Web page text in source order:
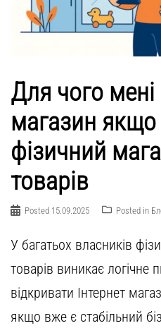
Для чого мені
магазин
фізичний
товарів
Posted 15.09.2025 Posted in
У багатьох власників
товарів виникає логічне
відкривати Інтернет
якщо вже є стабільний